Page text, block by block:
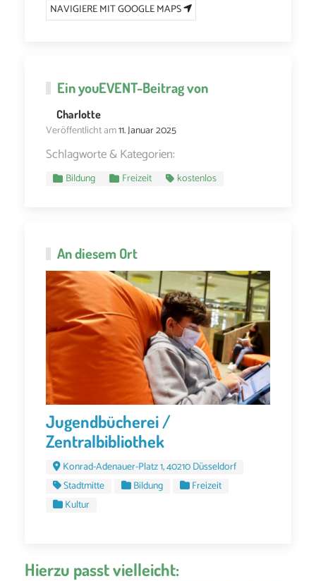
NAVIGIERE MIT GOOGLE MAPS
EinyouEVENT-Beitrag von
Charlotte
Veröffentlicht am11. Januar 2025
Schlagworte & Kategorien:
Bildung Freizeit kostenlos
An diesem Ort
Jugendbücherei /
Zentralbibliothek
Konrad-Adenauer-Platz 1, 40210 Düsseldorf
Stadtmitte
Bildung
Freizeit
Kultur
Hierzu passt vielleicht: